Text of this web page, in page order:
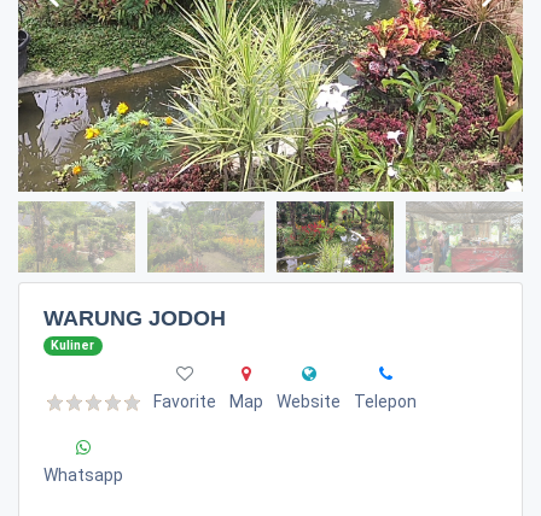
WARUNG JODOH
Kuliner
Favorite Map Website Telepon
Whatsapp